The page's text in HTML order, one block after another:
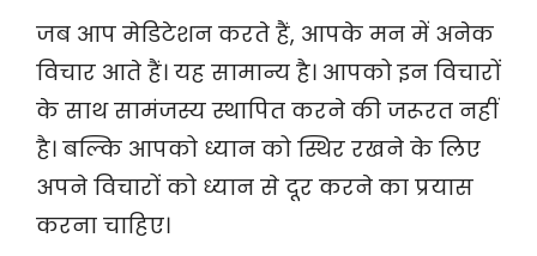
जब आप मेडिटेशन करते हैं, आपके मन में अनेक
विचार आते हैं। यह सामान्य है। आपको इन विचारों
के साथ सामंजस्य स्थापित करने की जरूरत नहीं
है। बल्कि आपको ध्यान को स्थिर रखने के लिए
अपने विचारों को ध्यान से दूर करने का प्रयास
करना चाहिए।